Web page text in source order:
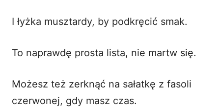
I łyżka musztardy, by podkręcić smak.
To naprawdę prosta lista, nie martw się.
Możesz też zerknąć na sałatkę z fasoli
czerwonej, gdy masz czas.